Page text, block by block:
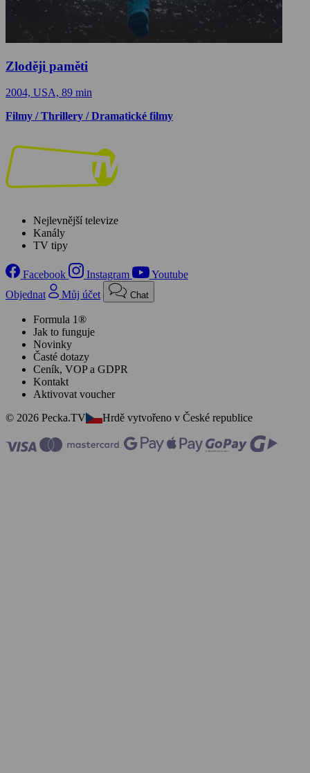
Zloději paměti
2004, USA, 89 min
Filmy / Thrillery / Dramatické filmy
Nejlevnější televize
Kanály
TV tipy
Facebook Instagram
Youtube
Objednat
Můj účet Chat
Formula 1®
Jak to funguje
Novinky
Časté dotazy
Ceník, VOP a GDPR
Kontakt
Aktivovat voucher
© 2026 Pecka.TV
Hrdě vytvořeno v České republice